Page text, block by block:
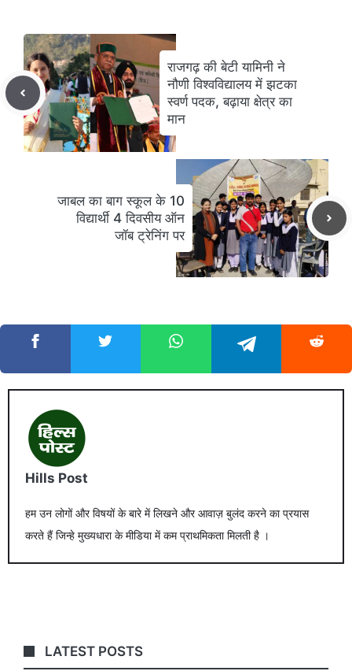
राजगढ़ की बेटी यामिनी ने
नौणी विश्वविद्यालय में झटका
स्वर्ण पदक, बढ़ाया क्षेत्र का
मान
जाबल का बाग स्कूल के 10
विद्यार्थी 4 दिवसीय ऑन
जॉब ट्रेनिंग पर
Hills Post
हम उन लोगों और विषयों के बारे में लिखने और आवाज़ बुलंद करने का प्रयास
करते हैं जिन्हे मुख्यधारा के मीडिया में कम प्राथमिकता मिलती है ।
LATEST POSTS